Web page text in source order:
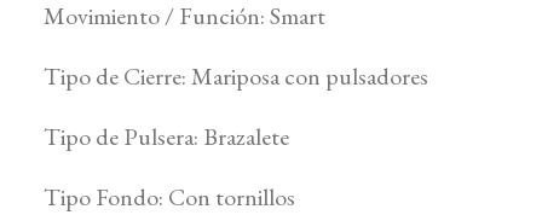
Movimiento / Función: Smart
Tipo de Cierre: Mariposa con pulsadores
Tipo de Pulsera: Brazalete
Tipo Fondo: Con tornillos